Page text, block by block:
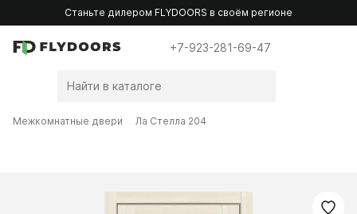
Станьте дилером FLYDOORS в своём регионе
+7-923-281-69-47
Межкомнатные двери Ла Стелла 204